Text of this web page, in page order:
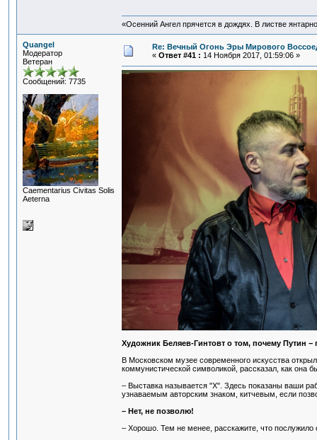
«Осенний Ангел прячется в дождях. В листве
Quangel
Модератор
Ветеран
Сообщений: 7735
Сaementarius Civitas Solis
Aeterna
Re: Вечный Огонь Эры Мирового
« Ответ #41 : 14 Ноября 2017, 01:59:06 »
Художник Беляев-Гинтовт о том, почему Путин −
В Московском музее современного искусства
коммунистической символикой, рассказал, как она
– Выставка называется "X". Здесь показаны ваши
узнаваемым авторским знаком, китчевым, если
– Нет, не позволю!
– Хорошо. Тем не менее, расскажите, что послужило